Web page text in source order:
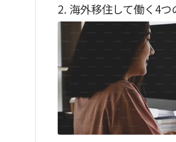
2. 海外移住して働く4つ